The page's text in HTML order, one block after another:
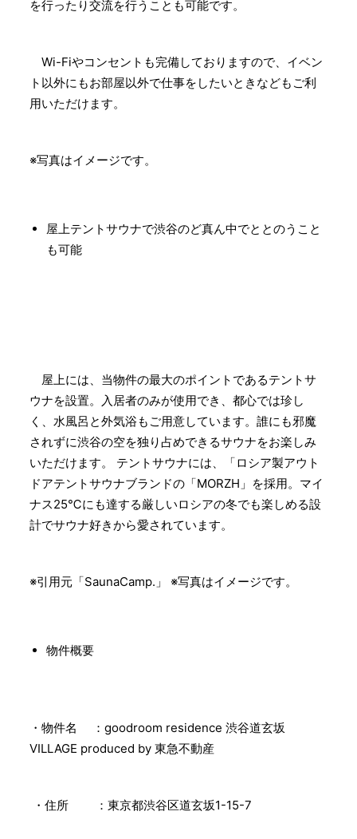
を行ったり交流を行うことも可能です。
Wi-Fiやコンセントも完備しておりますので、イベン
ト以外にもお部屋以外で仕事をしたいときなどもご利
用いただけます。
※写真はイメージです。
屋上テントサウナで渋谷のど真ん中でととのうこと
も可能
屋上には、当物件の最大のポイントであるテントサ
ウナを設置。入居者のみが使用でき、都心では珍し
く、水風呂と外気浴もご用意しています。誰にも邪魔
されずに渋谷の空を独り占めできるサウナをお楽しみ
いただけます。 テントサウナには、「ロシア製アウト
ドアテントサウナブランドの「MORZH」を採用。マイ
ナス25℃にも達する厳しいロシアの冬でも楽しめる設
計でサウナ好きから愛されています。
※引用元「SaunaCamp.」 ※写真はイメージです。
物件概要
・物件名 ：goodroom residence 渋谷道玄坂
VILLAGE produced by 東急不動産
・住所 ：東京都渋谷区道玄坂1-15-7